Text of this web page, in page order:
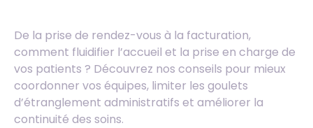
De la prise de rendez-vous à la facturation,
comment fluidifier l’accueil et la prise en charge de
vos patients ? Découvrez nos conseils pour mieux
coordonner vos équipes, limiter les goulets
d’étranglement administratifs et améliorer la
continuité des soins.